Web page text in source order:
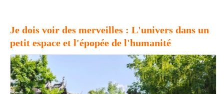
Je dois voir des merveilles : L'univers dans un
petit espace et l'épopée de l'humanité